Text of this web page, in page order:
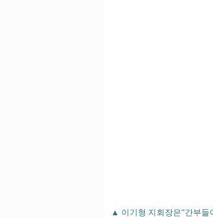
▲ 이기형 지회장은“간부들